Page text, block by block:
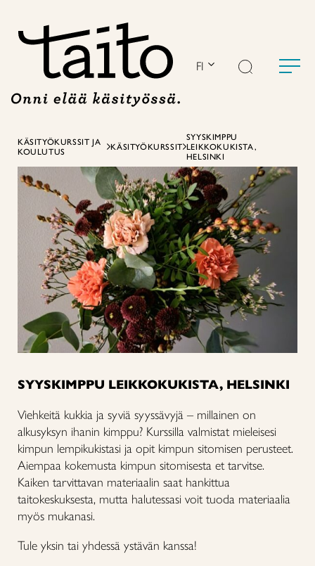
FI
KÄSITYÖKURSSIT JA
KOULUTUS
KÄSITYÖKURSSIT
SYYSKIMPPU
LEIKKOKUKISTA,
HELSINKI
SYYSKIMPPU LEIKKOKUKISTA, HELSINKI
Viehkeitä kukkia ja syviä syyssävyjä – millainen on
alkusyksyn ihanin kimppu? Kurssilla valmistat mieleisesi
kimpun lempikukistasi ja opit kimpun sitomisen perusteet.
Aiempaa kokemusta kimpun sitomisesta et tarvitse.
Kaiken tarvittavan materiaalin saat hankittua
taitokeskuksesta, mutta halutessasi voit tuoda materiaalia
myös mukanasi.
Tule yksin tai yhdessä ystävän kanssa!